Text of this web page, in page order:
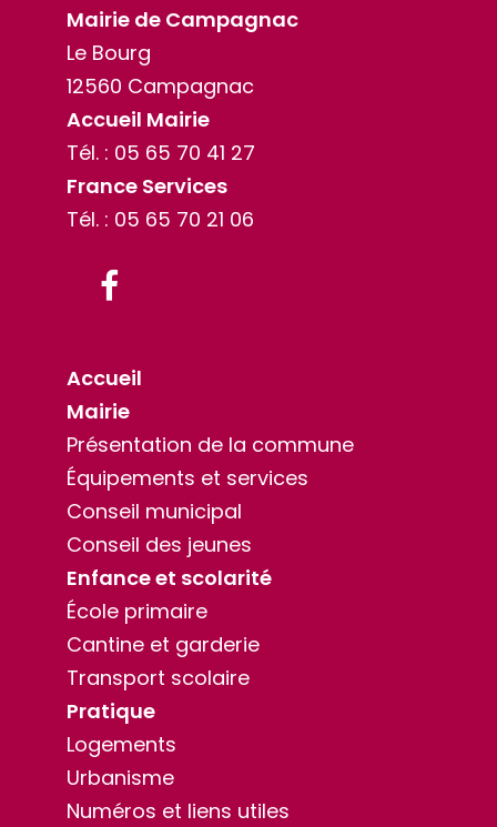
Mairie de Campagnac
Le Bourg
12560 Campagnac
Accueil Mairie
Tél. : 05 65 70 41 27
France Services
Tél. : 05 65 70 21 06
Accueil
Mairie
Présentation de la commune
Équipements et services
Conseil municipal
Conseil des jeunes
Enfance et scolarité
École primaire
Cantine et garderie
Transport scolaire
Pratique
Logements
Urbanisme
Numéros et liens utiles